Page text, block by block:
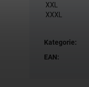
XXL
XXXL
Kategorie:
EAN: